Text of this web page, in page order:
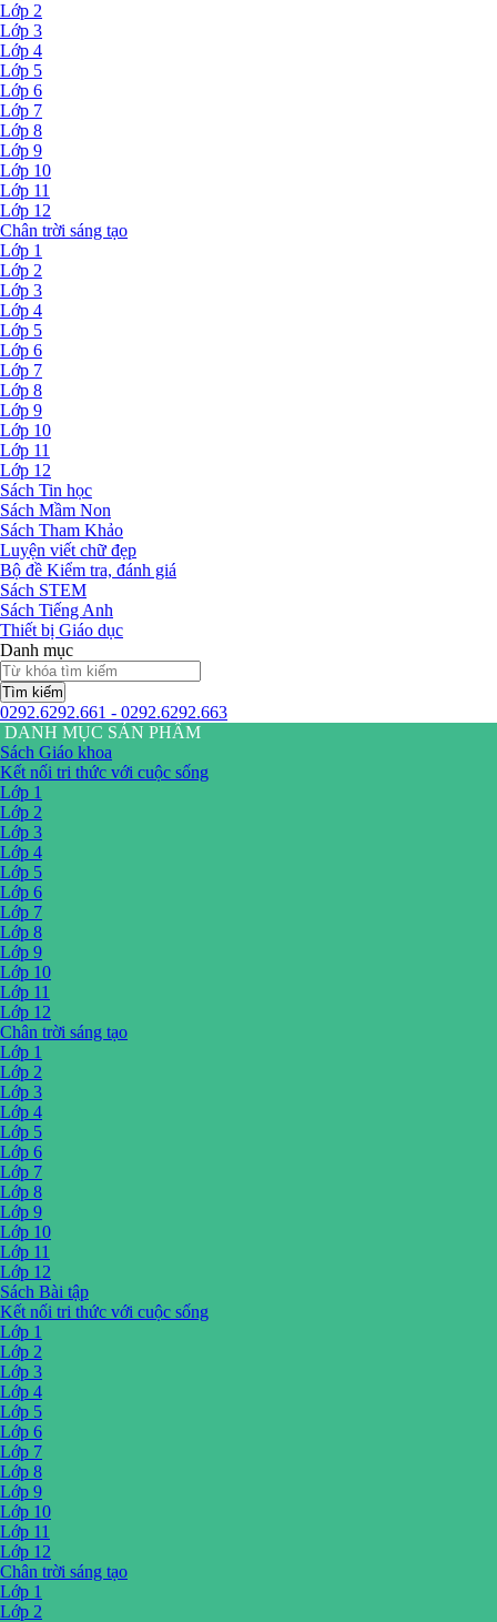
Lớp 2
Lớp 3
Lớp 4
Lớp 5
Lớp 6
Lớp 7
Lớp 8
Lớp 9
Lớp 10
Lớp 11
Lớp 12
Chân trời sáng tạo
Lớp 1
Lớp 2
Lớp 3
Lớp 4
Lớp 5
Lớp 6
Lớp 7
Lớp 8
Lớp 9
Lớp 10
Lớp 11
Lớp 12
Sách Tin học
Sách Mầm Non
Sách Tham Khảo
Luyện viết chữ đẹp
Bộ đề Kiểm tra, đánh giá
Sách STEM
Sách Tiếng Anh
Thiết bị Giáo dục
Danh mục
Tìm kiếm
0292.6292.661 - 0292.6292.663
DANH MỤC SẢN PHẨM
Sách Giáo khoa
Kết nối tri thức với cuộc sống
Lớp 1
Lớp 2
Lớp 3
Lớp 4
Lớp 5
Lớp 6
Lớp 7
Lớp 8
Lớp 9
Lớp 10
Lớp 11
Lớp 12
Chân trời sáng tạo
Lớp 1
Lớp 2
Lớp 3
Lớp 4
Lớp 5
Lớp 6
Lớp 7
Lớp 8
Lớp 9
Lớp 10
Lớp 11
Lớp 12
Sách Bài tập
Kết nối tri thức với cuộc sống
Lớp 1
Lớp 2
Lớp 3
Lớp 4
Lớp 5
Lớp 6
Lớp 7
Lớp 8
Lớp 9
Lớp 10
Lớp 11
Lớp 12
Chân trời sáng tạo
Lớp 1
Lớp 2